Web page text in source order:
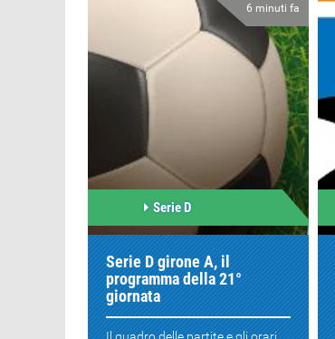
6 minuti fa
Serie D
Serie D girone A, il
programma della 21°
giornata